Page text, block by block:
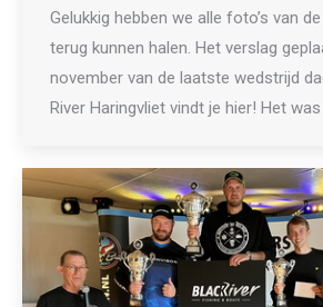
Gelukkig hebben we alle foto’s van
terug kunnen halen. Het verslag
november van de laatste wedstrijd
River Haringvliet vindt je hier! Het